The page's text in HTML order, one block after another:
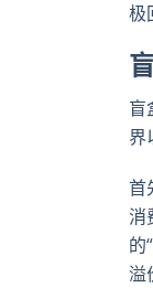
极
盲
界
首
消
的
溢